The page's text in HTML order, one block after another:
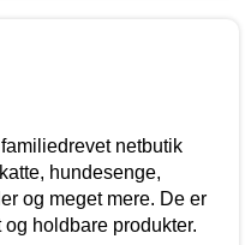
netbutik
hundesenge,
og meget mere. De er
holdbare produkter.